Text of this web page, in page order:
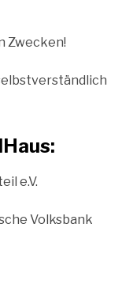
Zwecken!
e.V.
Volksbank